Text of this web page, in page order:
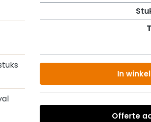
In
Offerte